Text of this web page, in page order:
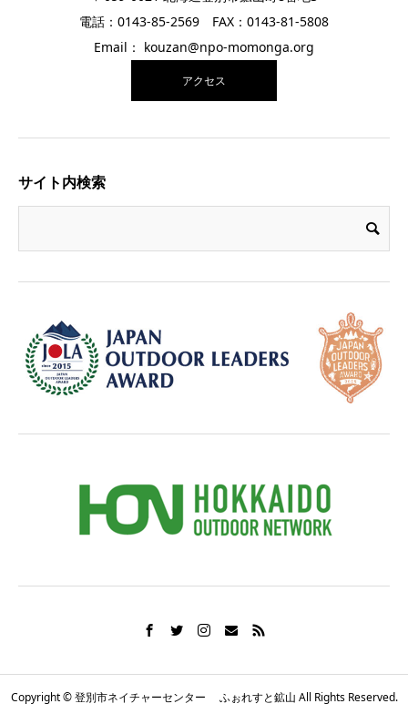
電話：0143-85-2569 FAX：0143-81-5808
Email： kouzan@npo-momonga.org
アクセス
サイト内検索
Copyright © 登別市ネイチャーセンター ふぉれすと鉱山 All Rights Reserved.